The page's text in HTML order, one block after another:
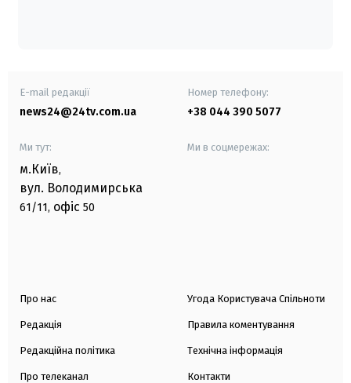
E-mail редакції
news24@24tv.com.ua
Номер телефону:
+38 044 390 5077
Ми тут:
м.Київ,
вул. Володимирська
61/11, офіс 50
Ми в соцмережах:
Про нас
Редакція
Редакційна політика
Про телеканал
Угода Користувача Спільноти
Правила коментування
Технічна інформація
Контакти